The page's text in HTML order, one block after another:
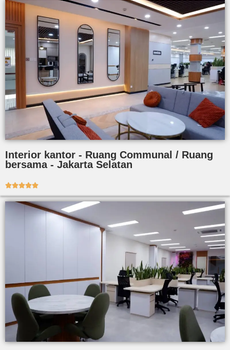
Interior kantor - Ruang Communal / Ruang
bersama - Jakarta Selatan
